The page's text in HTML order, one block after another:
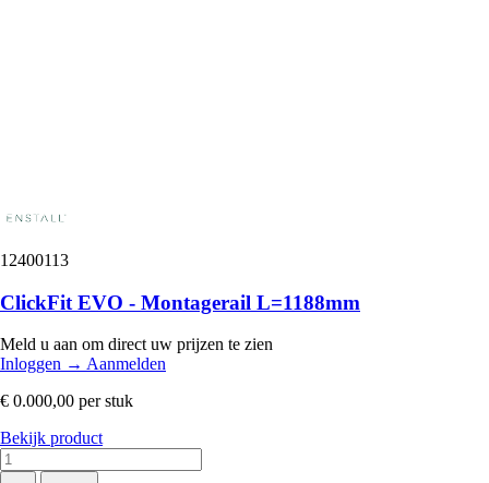
12400113
ClickFit EVO - Montagerail L=1188mm
Meld u aan om direct uw prijzen te zien
Inloggen → Aanmelden
€ 0.000,00 per stuk
Bekijk product